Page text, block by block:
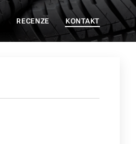
RECENZE KONTAKT